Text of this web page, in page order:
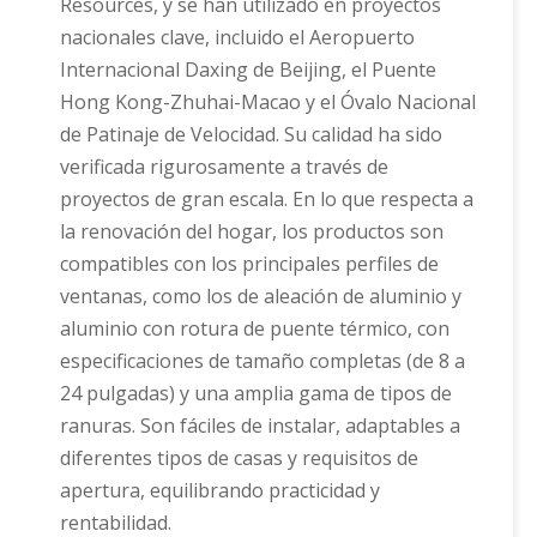
nacionales clave, incluido el Aeropuerto
Internacional Daxing de Beijing, el Puente
Hong Kong-Zhuhai-Macao y el Óvalo Nacional
de Patinaje de Velocidad. Su calidad ha sido
verificada rigurosamente a través de
proyectos de gran escala. En lo que respecta a
la renovación del hogar, los productos son
compatibles con los principales perfiles de
ventanas, como los de aleación de aluminio y
aluminio con rotura de puente térmico, con
especificaciones de tamaño completas (de 8 a
24 pulgadas) y una amplia gama de tipos de
ranuras. Son fáciles de instalar, adaptables a
diferentes tipos de casas y requisitos de
apertura, equilibrando practicidad y
rentabilidad.